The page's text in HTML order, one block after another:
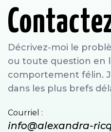
Décrivez-moi le
ou toute question en
comportement félin.
dans les plus brefs
Courriel :
info@alexandra-